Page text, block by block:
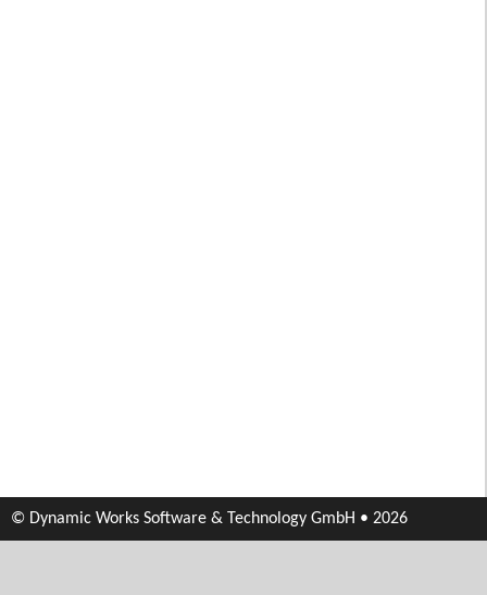
© Dynamic Works Software & Technology GmbH • 2026